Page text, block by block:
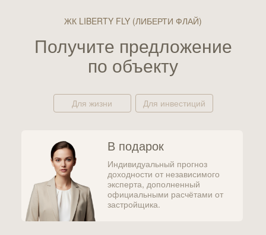
ЖК LIBERTY FLY (ЛИБЕРТИ ФЛАЙ)
Индивидуальный прогноз
доходности от независимого
эксперта, дополненный
официальными расчётами от
застройщика.
В подарок
Получите предложение
по объекту
Для инвестиций
Для жизни